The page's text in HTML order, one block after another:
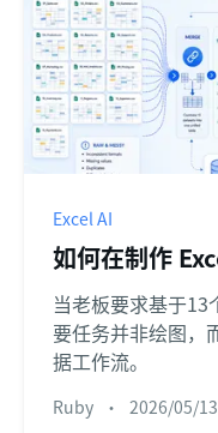
Excel AI
如何在制作
当老板要求基于
要任务并非绘图，
据工作流。
Ruby • 2026/05/13